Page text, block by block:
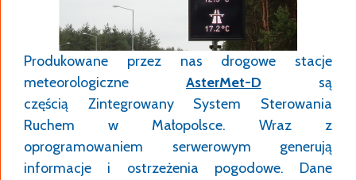
Produkowane przez nas drogowe stacje
meteorologiczne AsterMet-D są
częścią Zintegrowany System Sterowania
Ruchem w Małopolsce. Wraz z
oprogramowaniem serwerowym generują
informacje i ostrzeżenia pogodowe. Dane